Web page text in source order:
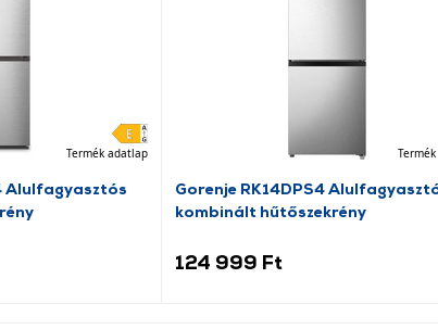
Termék adatlap
Alulfagyasztós
Gorenje RK14DPS4
kombinált hűtőszekrény
124 999 Ft